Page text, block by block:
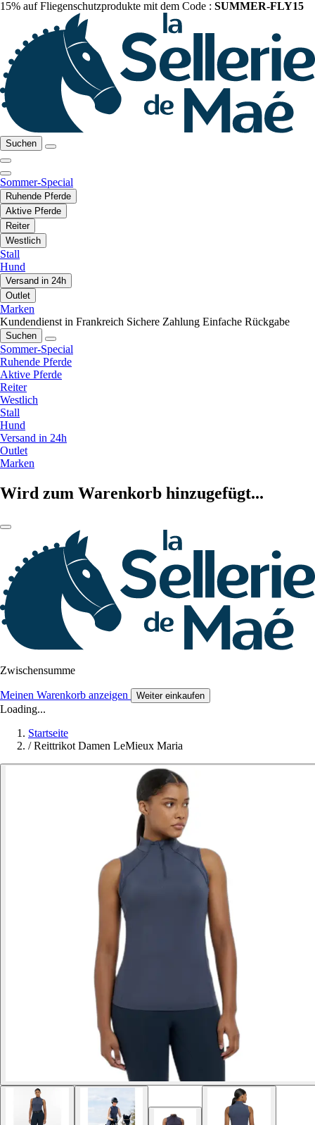
15% auf Fliegenschutzprodukte mit dem Code : SUMMER-FLY15
Suchen
Sommer-Special
Ruhende Pferde
Aktive Pferde
Reiter
Westlich
Stall
Hund
Versand in 24h
Outlet
Marken
Kundendienst in Frankreich Sichere Zahlung Einfache Rückgabe
Suchen
Sommer-Special
Ruhende Pferde
Aktive Pferde
Reiter
Westlich
Stall
Hund
Versand in 24h
Outlet
Marken
Wird zum Warenkorb hinzugefügt...
Zwischensumme
Meinen Warenkorb anzeigen Weiter einkaufen
Loading...
Startseite
/ Reittrikot Damen LeMieux Maria